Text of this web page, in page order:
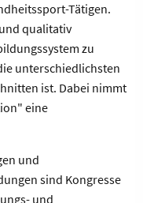
Tätigen.
qualitativ
zu
unterschiedlichsten
ist. Dabei nimmt
eine
und
sind Kongresse
und